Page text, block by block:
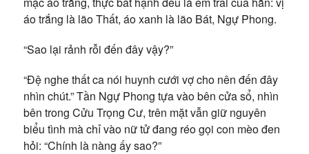
áo trắng là lão Thất, áo xanh là lão Bát, Ngự Phong.
“Sao lại rảnh rỗi đến đây vậy?”
“Đệ nghe thất ca nói huynh cưới vợ cho nên đến đây
nhìn chút.” Tần Ngự Phong tựa vào bên cửa sổ, nhìn
bên trong Cửu Trọng Cư, trên mặt vẫn giữ nguyên
biểu tình mà chỉ vào nữ tử đang réo gọi con mèo đen
hỏi: “Chính là nàng ấy sao?”